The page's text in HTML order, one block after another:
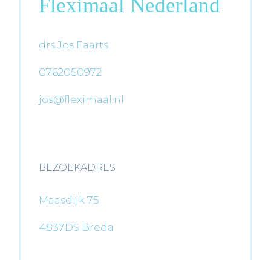
Fleximaal Nederland
drs Jos Faarts
0762050972
jos@fleximaal.nl
BEZOEKADRES
Maasdijk 75
4837DS Breda